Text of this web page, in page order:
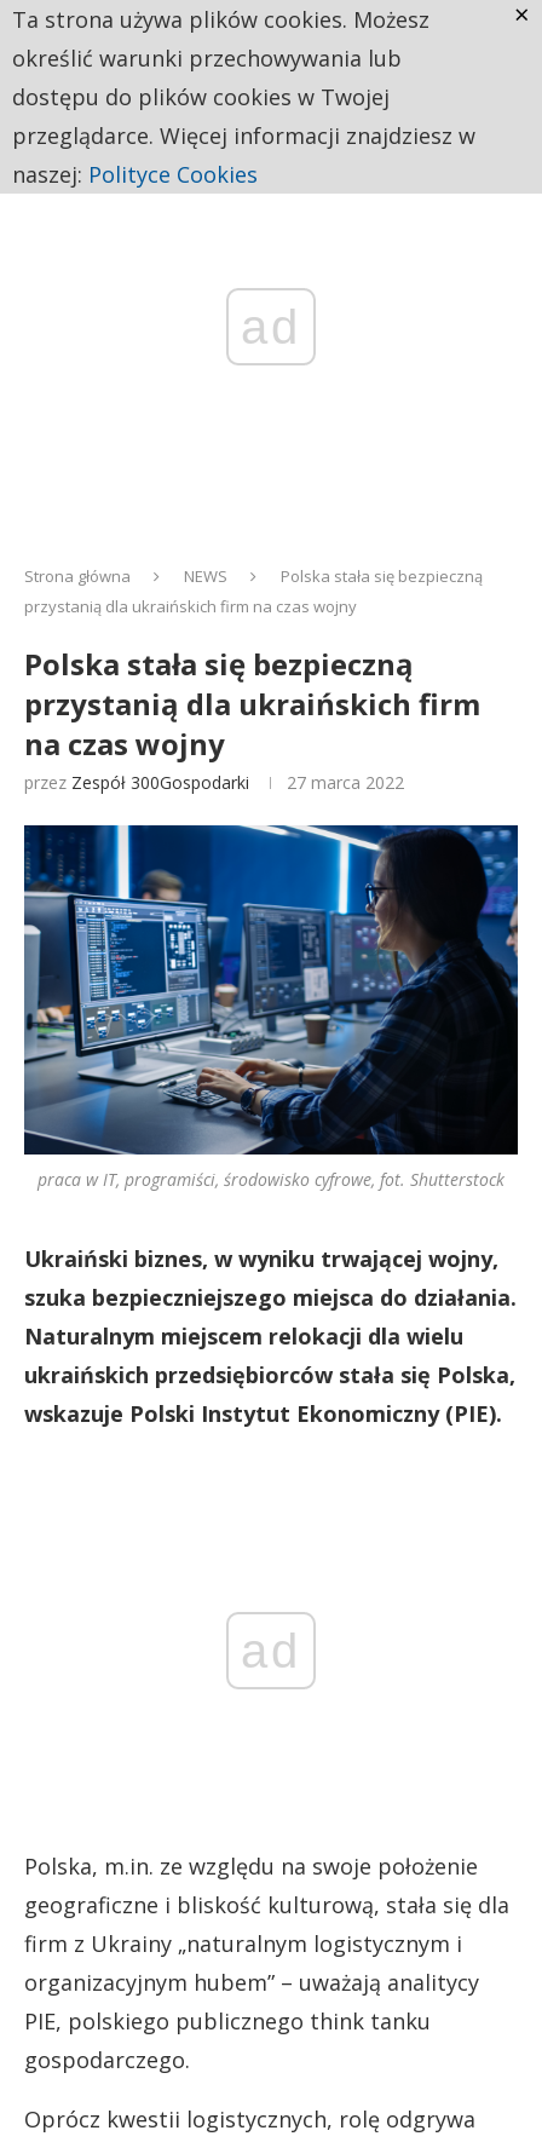
ad
Strona główna NEWS
Polska stała się bezpieczną
przystanią dla ukraińskich firm na czas wojny
Polska stała się bezpieczną
przystanią dla ukraińskich firm
na czas wojny
przez Zespół 300Gospodarki 27 marca 2022
praca w IT, programiści, środowisko cyfrowe, fot. Shutterstock
Ukraiński biznes, w wyniku trwającej wojny,
szuka bezpieczniejszego miejsca do działania.
Naturalnym miejscem relokacji dla wielu
ukraińskich przedsiębiorców stała się Polska,
wskazuje Polski Instytut Ekonomiczny (PIE).
ad
Polska, m.in. ze względu na swoje położenie
geograficzne i bliskość kulturową, stała się dla
firm z Ukrainy „naturalnym logistycznym i
organizacyjnym hubem” – uważają analitycy
PIE, polskiego publicznego think tanku
gospodarczego.
Oprócz kwestii logistycznych, rolę odgrywa
Ta strona używa plików cookies. Możesz
określić warunki przechowywania lub
dostępu do plików cookies w Twojej
przeglądarce. Więcej informacji znajdziesz w
naszej: Polityce Cookies
×